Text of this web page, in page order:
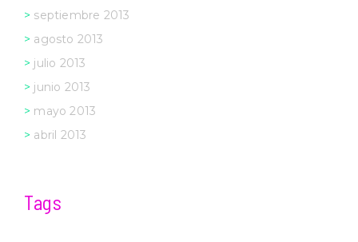
septiembre 2013
agosto 2013
julio 2013
junio 2013
mayo 2013
abril 2013
Tags